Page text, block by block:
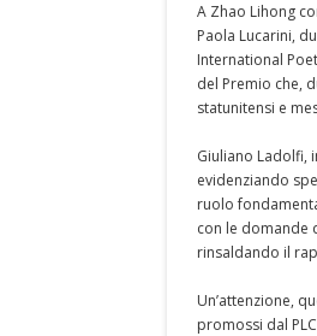
A Zhao Lihong
Paola Lucarini,
International
del Premio che,
statunitensi e
Giuliano Ladolfi,
evidenziando
ruolo
con le domande
rinsaldando il
Un’attenzione,
promossi dal